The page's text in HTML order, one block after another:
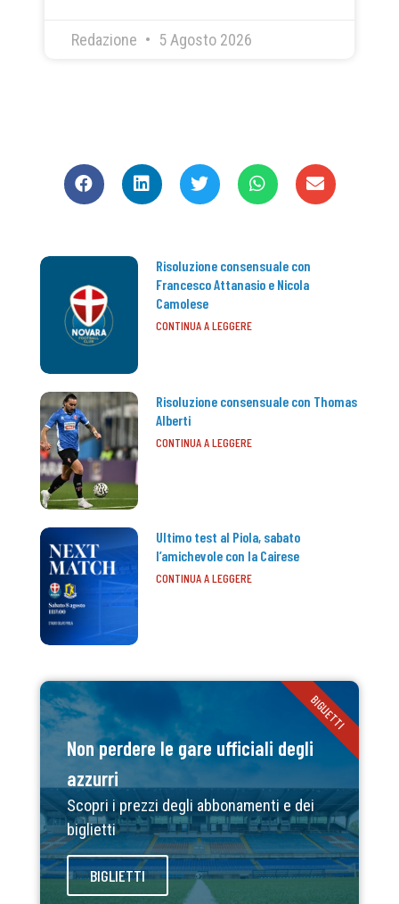
Redazione 5 Agosto 2026
Risoluzione consensuale con
Francesco Attanasio e Nicola
Camolese
CONTINUA A LEGGERE
Risoluzione consensuale con Thomas
Alberti
CONTINUA A LEGGERE
Ultimo test al Piola, sabato
l’amichevole con la Cairese
CONTINUA A LEGGERE
Non perdere le gare ufficiali degli
azzurri
Scopri i prezzi degli abbonamenti e dei
biglietti
BIGLIETTI
BIGLIETTI